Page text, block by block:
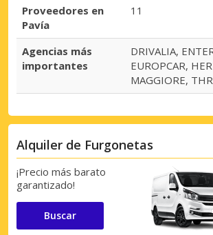
Proveedores en
Pavía
11
Agencias más
importantes
DRIVALIA,
EUROPCAR,
MAGGIORE,
Alquiler de Furgonetas
¡Precio más barato
garantizado!
Buscar